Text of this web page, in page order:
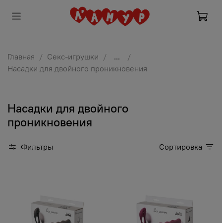
Главная Секс-игрушки
...
Насадки для двойного проникновения
Насадки для двойного
проникновения
Фильтры Сортировка